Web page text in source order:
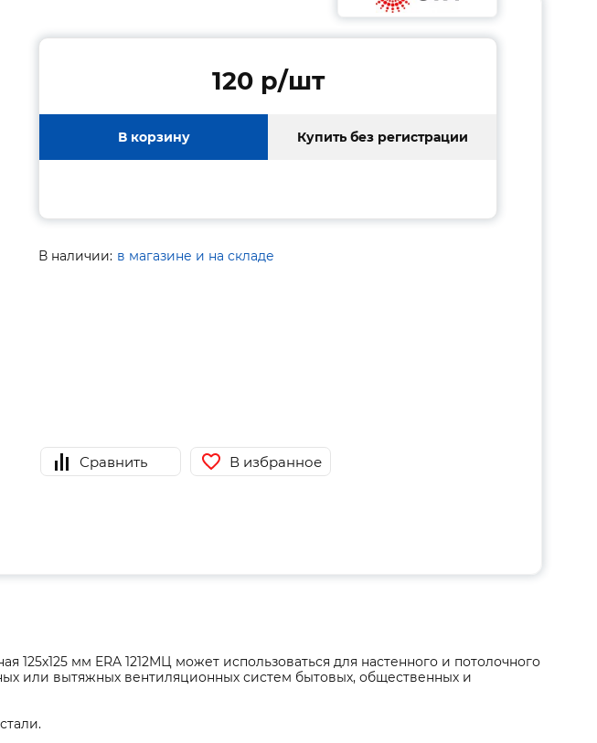
120 p/шт
В корзину Купить без регистрации
В наличии: в магазине и на складе
Сравнить В избранное
125х125 мм ERA 1212МЦ может использоваться для настенного и потолочного
или вытяжных вентиляционных систем бытовых, общественных и